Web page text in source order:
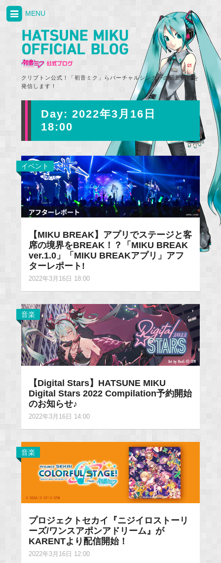
クリプトン公式！「初音ミク」らバーチャルシンガーの最新情報を
発信します！
MENU
Day: 2022年3月16日
18:00
イベント
【MIKU BREAK】アプリでステージと客
席の境界をBREAK！？「MIKU BREAK
ver.1.0」「MIKU BREAKアプリ」アフ
ターレポート!
2022年3月16日 18:00
音楽
【Digital Stars】HATSUNE MIKU
Digital Stars 2022 Compilation予約開始
のお知らせ♪
2022年3月16日 14:00
音楽
プロジェクトセカイ『ニジイロストーリ
ーズ/ワンスアポンアドリーム』が
KARENTより配信開始！
2022年3月16日 12:00